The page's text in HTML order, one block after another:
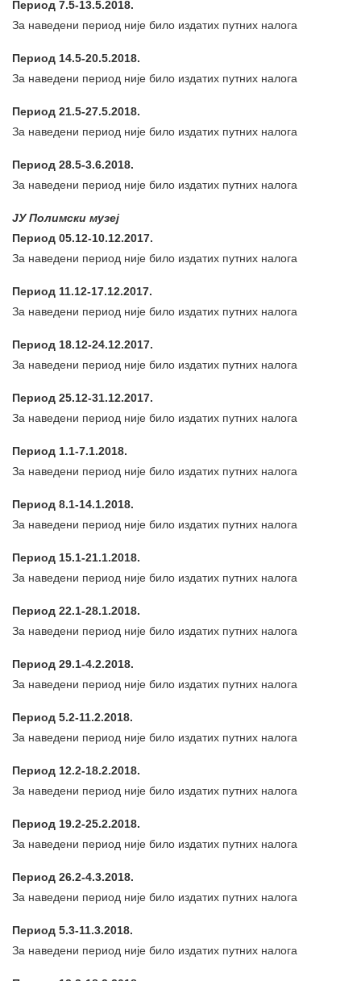
Период 7.5-13.5.2018.
За наведени период није било издатих путних налога
Период 14.5-20.5.2018.
За наведени период није било издатих путних налога
Период 21.5-27.5.2018.
За наведени период није било издатих путних налога
Период 28.5-3.6.2018.
За наведени период није било издатих путних налога
ЈУ Полимски музеј
Период 05.12-10.12.2017.
За наведени период није било издатих путних налога
Период 11.12-17.12.2017.
За наведени период није било издатих путних налога
Период 18.12-24.12.2017.
За наведени период није било издатих путних налога
Период 25.12-31.12.2017.
За наведени период није било издатих путних налога
Период 1.1-7.1.2018.
За наведени период није било издатих путних налога
Период 8.1-14.1.2018.
За наведени период није било издатих путних налога
Период 15.1-21.1.2018.
За наведени период није било издатих путних налога
Период 22.1-28.1.2018.
За наведени период није било издатих путних налога
Период 29.1-4.2.2018.
За наведени период није било издатих путних налога
Период 5.2-11.2.2018.
За наведени период није било издатих путних налога
Период 12.2-18.2.2018.
За наведени период није било издатих путних налога
Период 19.2-25.2.2018.
За наведени период није било издатих путних налога
Период 26.2-4.3.2018.
За наведени период није било издатих путних налога
Период 5.3-11.3.2018.
За наведени период није било издатих путних налога